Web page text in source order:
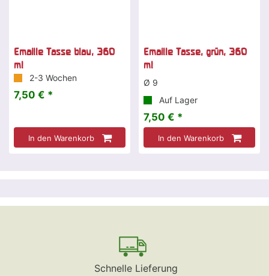
Emaille Tasse blau, 360
ml
2-3 Wochen
7,50 € *
In den Warenkorb
Emaille Tasse, grün, 360
ml
Ø 9
Auf Lager
7,50 € *
In den Warenkorb
Schnelle Lieferung